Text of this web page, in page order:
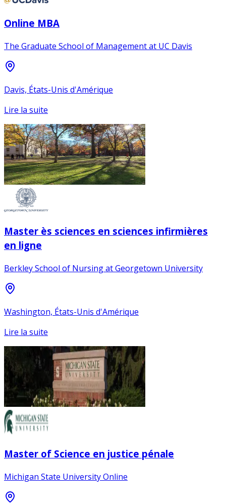
Online MBA
The Graduate School of Management at UC Davis
Davis, États-Unis d'Amérique
Lire la suite
Master ès sciences en sciences infirmières
en ligne
Berkley School of Nursing at Georgetown University
Washington, États-Unis d'Amérique
Lire la suite
Master of Science en justice pénale
Michigan State University Online